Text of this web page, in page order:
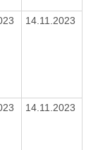
14.11.2023
14.11.2023